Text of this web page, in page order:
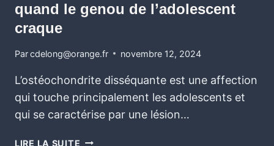
quand le genou de l’adolescent
craque
Parcdelong@orange.fr novembre 12, 2024
L’ostéochondrite disséquante est une affection
qui touche principalement les adolescents et
qui se caractérise par une lésion…
LIRE LA SUITE